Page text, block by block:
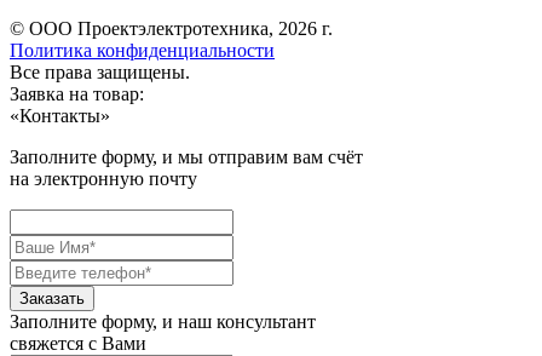
© ООО Проектэлектротехника, 2026 г.
Политика конфиденциальности
Все права защищены.
Заявка на товар:
«Контакты»
Заполните форму, и мы отправим вам счёт
на электронную почту
Заполните форму, и наш консультант
свяжется с Вами